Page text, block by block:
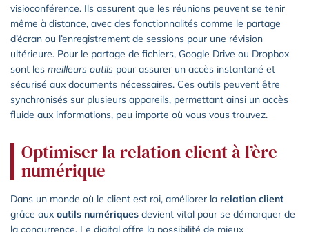
visioconférence. Ils assurent que les réunions peuvent se tenir
même à distance, avec des fonctionnalités comme le partage
d’écran ou l’enregistrement de sessions pour une révision
ultérieure. Pour le partage de fichiers, Google Drive ou Dropbox
sont les meilleurs outils pour assurer un accès instantané et
sécurisé aux documents nécessaires. Ces outils peuvent être
synchronisés sur plusieurs appareils, permettant ainsi un accès
fluide aux informations, peu importe où vous vous trouvez.
Optimiser la relation client à l’ère
numérique
Dans un monde où le client est roi, améliorer la relation client
grâce aux outils numériques devient vital pour se démarquer de
la concurrence. Le digital offre la possibilité de mieux